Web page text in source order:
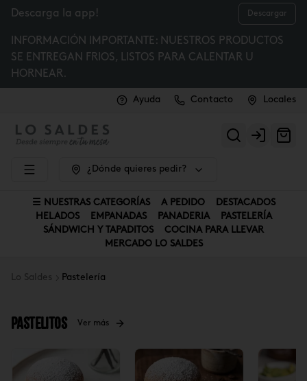
Descarga la app! Descargar
INFORMACIÓN IMPORTANTE: NUESTROS PRODUCTOS
SE ENTREGAN FRIOS, LISTOS PARA CALENTAR U
HORNEAR.
Ayuda Contacto Locales
Login
¿Dónde quieres pedir?
☰ NUESTRAS CATEGORÍAS A PEDIDO
DESTACADOS
HELADOS
EMPANADAS PANADERIA
PASTELERÍA
SÁNDWICH Y TAPADITOS
COCINA PARA LLEVAR
MERCADO LO SALDES
Lo Saldes Pastelería
Pastelitos Ver más